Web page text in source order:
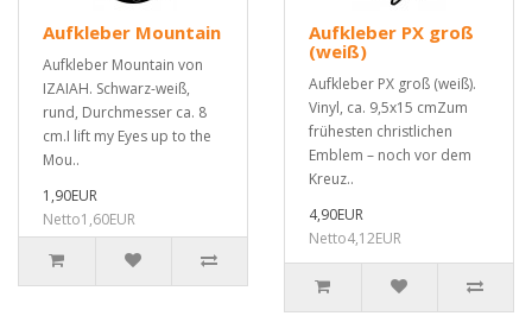
Aufkleber Mountain
Aufkleber Mountain von
IZAIAH. Schwarz-weiß,
rund, Durchmesser ca. 8
cm.I lift my Eyes up to the
Mou..
1,90EUR
Netto1,60EUR
Aufkleber PX groß
(weiß)
Aufkleber PX groß (weiß).
Vinyl, ca. 9,5x15 cmZum
frühesten christlichen
Emblem – noch vor dem
Kreuz..
4,90EUR
Netto4,12EUR